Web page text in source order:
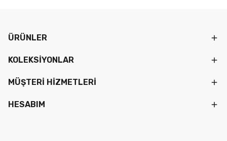
ÜRÜNLER
KOLEKSİYONLAR
MÜŞTERİ HİZMETLERİ
HESABIM